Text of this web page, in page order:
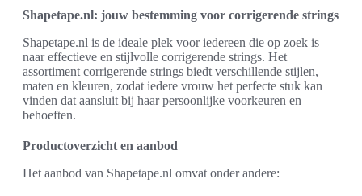
Shapetape.nl: jouw bestemming voor corrigerende strings
Shapetape.nl is de ideale plek voor iedereen die op zoek is
naar effectieve en stijlvolle corrigerende strings. Het
assortiment corrigerende strings biedt verschillende stijlen,
maten en kleuren, zodat iedere vrouw het perfecte stuk kan
vinden dat aansluit bij haar persoonlijke voorkeuren en
behoeften.
Productoverzicht en aanbod
Het aanbod van Shapetape.nl omvat onder andere: